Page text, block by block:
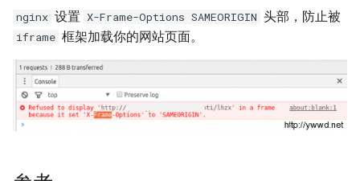
如何自定义带有Windows字体
的Docker镜像？
Docker build镜像 cache的副
作用
hostnamectl 命令
parted 命令
CentOS 7 开机运行脚本
CentOS 7 命令自动补齐
如何使用 Docker-Compose
部署 FTP 服务？
如何使用 Docker-Compose
编排 Nodejs 项目？
同步与异步
TCP 状态统计脚本
awk 示例
Windows Server 2008R2 配置
Hyper-V
NFS存储超时导致XenServer
重启
Nginx 配置 SSL
Nginx location指令
Nginx rewrite指令
Nginx gzip 压缩
使用 Shell 批量更改 Mysql表
名
使用 phpMyAdmin 查询
Mysql
如何退出 telnet 会话？
Ubuntu 14.04 安装字体
Ubuntu 使用VMware Player
Zabbix Agent
nginx 设置 X-Frame-Options SAMEORIGIN 头部，防止被
iframe 框架加载你的网站页面。